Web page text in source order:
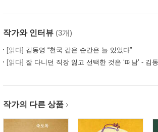
작가와 인터뷰 (3개)
[읽다] 김동영 “천국 같은 순간은 늘 있었다”
[읽다] 잘 다니던 직장 잃고 선택한 것은 ‘떠남’ - 김
작가의 다른 상품